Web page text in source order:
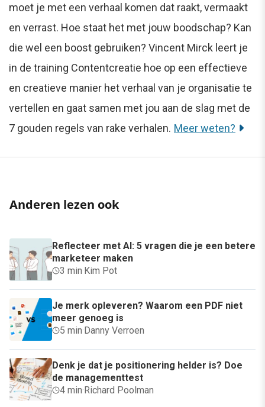
moet je met een verhaal komen dat raakt, vermaakt
en verrast. Hoe staat het met jouw boodschap? Kan
die wel een boost gebruiken? Vincent Mirck leert je
in de training Contentcreatie hoe op een effectieve
en creatieve manier het verhaal van je organisatie te
vertellen en gaat samen met jou aan de slag met de
7 gouden regels van rake verhalen. Meer weten?
Anderen lezen ook
Reflecteer met AI: 5 vragen die je een betere
marketeer maken
3 min·Kim Pot
Je merk opleveren? Waarom een PDF niet
meer genoeg is
5 min·Danny Verroen
Denk je dat je positionering helder is? Doe
de managementtest
4 min·Richard Poolman